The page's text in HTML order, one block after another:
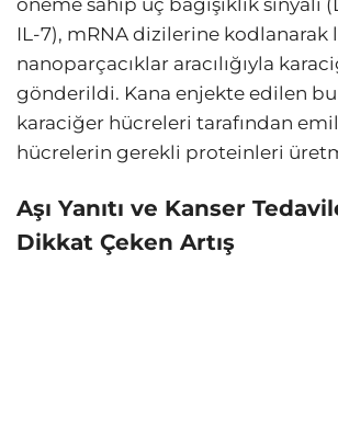
IL-7), mRNA dizilerine kodlanarak
nanoparçacıklar aracılığıyla
gönderildi. Kana enjekte edilen bu
karaciğer hücreleri tarafından
hücrelerin gerekli proteinleri
Aşı Yanıtı ve Kanser
Dikkat Çeken Artış